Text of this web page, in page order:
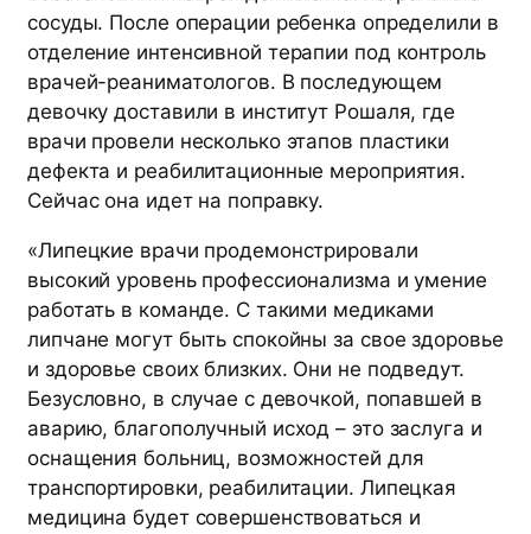
сосуды. После операции ребенка определили в
отделение интенсивной терапии под контроль
врачей-реаниматологов. В последующем
девочку доставили в институт Рошаля, где
врачи провели несколько этапов пластики
дефекта и реабилитационные мероприятия.
Сейчас она идет на поправку.
«Липецкие врачи продемонстрировали
высокий уровень профессионализма и умение
работать в команде. С такими медиками
липчане могут быть спокойны за свое здоровье
и здоровье своих близких. Они не подведут.
Безусловно, в случае с девочкой, попавшей в
аварию, благополучный исход – это заслуга и
оснащения больниц, возможностей для
транспортировки, реабилитации. Липецкая
медицина будет совершенствоваться и